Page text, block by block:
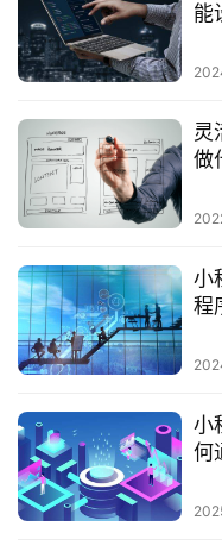
能
灵
做
小
程
小
何